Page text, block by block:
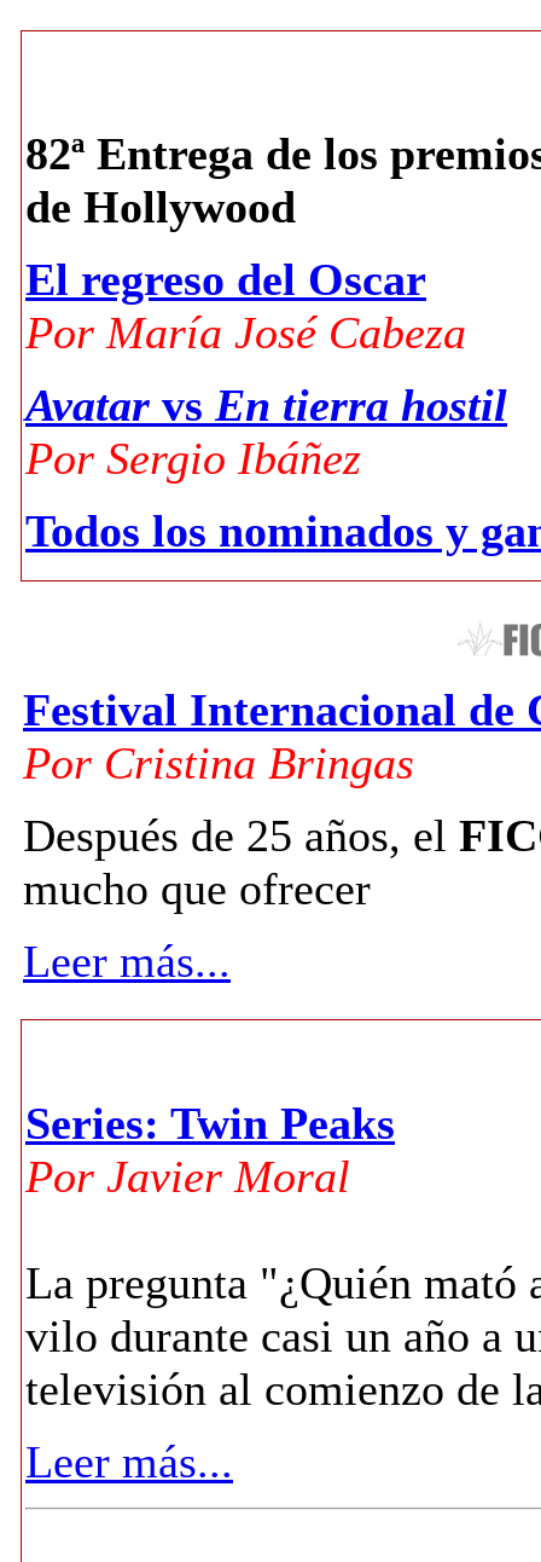
82ª Entrega de los
de Hollywood
El regreso del Oscar
Por María José Cabeza
Avatar vs En tierra hostil
Por Sergio Ibáñez
Todos los nominados y
Festival Internacional de
Por Cristina Bringas
Después de 25 años, el
mucho que ofrecer
Leer más...
Series: Twin Peaks
Por Javier Moral
La pregunta "¿Quién mató
vilo durante casi un año a
televisión al comienzo de
Leer más...